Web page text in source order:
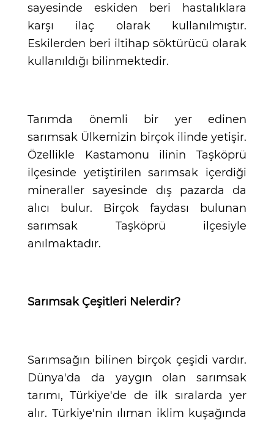
sayesinde eskiden beri hastalıklara
karşı ilaç olarak kullanılmıştır.
Eskilerden beri iltihap söktürücü olarak
kullanıldığı bilinmektedir.
Tarımda önemli bir yer edinen
sarımsak Ülkemizin birçok ilinde yetişir.
Özellikle Kastamonu ilinin Taşköprü
ilçesinde yetiştirilen sarımsak içerdiği
mineraller sayesinde dış pazarda da
alıcı bulur. Birçok faydası bulunan
sarımsak Taşköprü ilçesiyle
anılmaktadır.
Sarımsak Çeşitleri Nelerdir?
Sarımsağın bilinen birçok çeşidi vardır.
Dünya'da da yaygın olan sarımsak
tarımı, Türkiye'de de ilk sıralarda yer
alır. Türkiye'nin ılıman iklim kuşağında